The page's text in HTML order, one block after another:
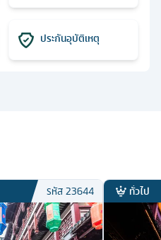
ประกันอุบัติเหตุ
รหัส23644 ทั่วไป